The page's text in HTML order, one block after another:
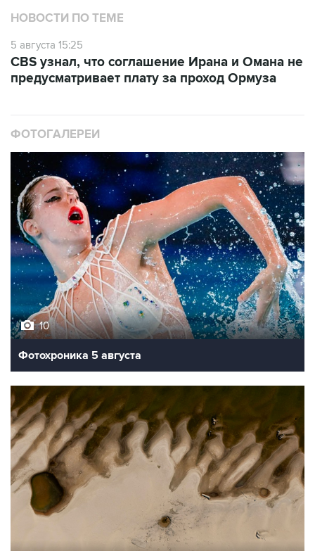
НОВОСТИ ПО ТЕМЕ
5 августа 15:25
CBS узнал, что соглашение Ирана и Омана не
предусматривает плату за проход Ормуза
ФОТОГАЛЕРЕИ
10
Фотохроника 5 августа